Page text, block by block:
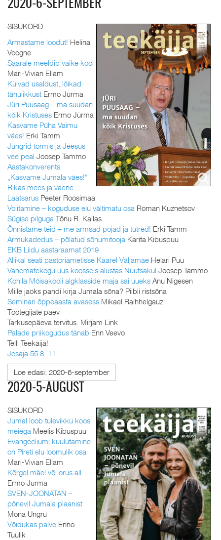
2020-6-SEPTEMBER
SISUKORD
Armastame loodut! Helina
Voogne
Saarale meeldib väike kool
Mari-Vivian Ellam
Külvad usaldust, lõikad
tänulikkust Ermo Jürma
Jüri Puusaag – ma suudan
kõik Kristuses Ermo Jürma
Kasvame Püha Vaimu
väes! Erki Tamm
Jüngrid tormis ja Jeesus
vee peal Joosep Tammo
Aastakonverents
„Kasvame Jumala väes!“
Rikas mees ja vaene
Laatsarus Peeter Roosimaa
Volitamine – koguduse elu vältimatu osa Roman Kuznetsov
Sügise pilguga Tõnu R. Kallas
Õnnistame teid – me armsad pojad ja tütred! Erki Tamm
Armukadedus – põlatud sõnumitooja Karita Kibuspuu
EKB Liidu aastaraamat 2019
Allikal seati pastoriametisse Kaarel Väljamäe Helari Puu
Vanematekogu uus koosseis alustas Nuutsakul Joosep Tammo
Kohila Mõisakooli algklasside maja sai uueks Anu Nigesen
Mille jaoks pandi kirja Jumala sõna? Piibli ristsõna
Seminari õppeaasta avasess Mikael Raihhelgauz
Töötegijate päev
Tarkusepäeva tervitus. Mirjam Link
Palade priikogudus tänab Enn Veevo
Telli Teekäija!
Jesaja 55:8–11
Loe edasi: 2020-6-september
2020-5-AUGUST
SISUKORD
Jumal loob tulevikku koos
meiega Meelis Kibuspuu
Evangeeliumi kuulutamine
on Pireti elu loomulik osa
Mari-Vivian Ellam
Kõrgel mäel või orus all
Ermo Jürma
SVEN-JOONATAN –
põnevil Jumala plaanist
Mona Ungru
Võidukas palve Enno
Tuulik